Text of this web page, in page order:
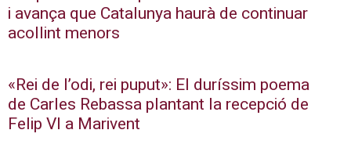
i avança que Catalunya haurà de continuar
acollint menors
«Rei de l’odi, rei puput»: El duríssim poema
de Carles Rebassa plantant la recepció de
Felip VI a Marivent